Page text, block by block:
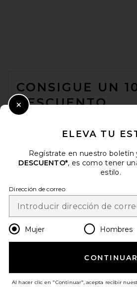
The Great Fish Oil
Supplement
HUM Nutrition
Irene Forte Lavender Foam
CONSIGUE UN
DESCUENTO
electrónico. Puede retirarse en cualquier
Email Address
Change
es USD
¡AYÚDANOS A
ELEVA TU
Regístrate en nuestro boletín
DESCUENTO*, es como tener
estilo.
Dirección de correo
Mujer Hombres
CONTINUAR
Al hacer clic en "Continuar", acepta recibir
Close Modal